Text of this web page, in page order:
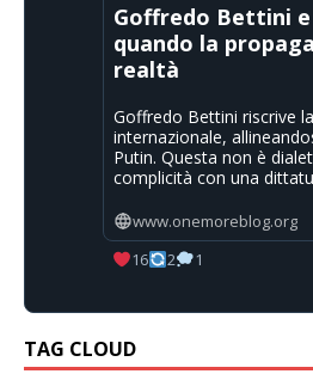
Goffredo Bettini e
quando la
realtà
Goffredo Bettini riscrive
internazionale,
Putin. Questa non è
complicità con una
www.onemoreblog.org
16
2 1
TAG CLOUD